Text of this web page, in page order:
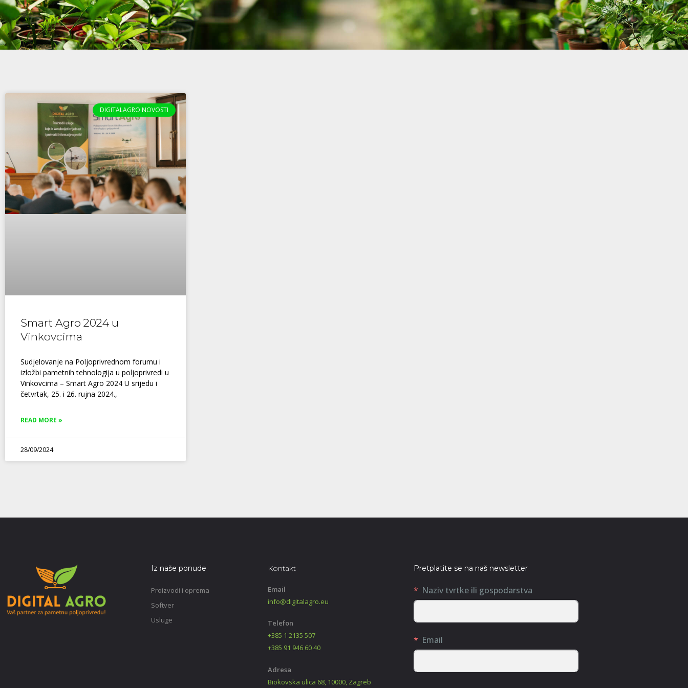
DIGITALAGRO NOVOSTI
Smart Agro 2024 u
Vinkovcima
Sudjelovanje na Poljoprivrednom forumu i
izložbi pametnih tehnologija u poljoprivredi u
Vinkovcima – Smart Agro 2024 U srijedu i
četvrtak, 25. i 26. rujna 2024.,
READ MORE »
28/09/2024
Iz naše ponude
Proizvodi i oprema
Softver
Usluge
Kontakt
Email
info@digitalagro.eu
Telefon
+385 1 2135 507
+385 91 946 60 40
Adresa
Biokovska ulica 68, 10000, Zagreb
Pretplatite se na naš newsletter
Naziv tvrtke ili gospodarstva
Email